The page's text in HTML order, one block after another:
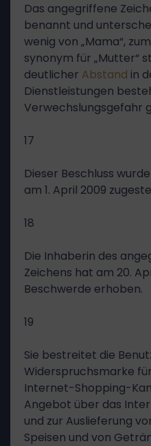
Das angegriffene
benannt und
wenig von „Mama“,
synonym für „Mutter“
deutlicher Abstand in
Dienstleistungen
Verwechslungsgefahr
17
Dieser Beschluss
am 1. April 2009
18
Die Inhaberin des
Zeichens hat am 20.
Beschwerde erhoben.
19
Sie bestreitet die
Widerspruchsmarke
Internet-Shopping-
Angebot über das
und zur Auslieferung
Speisen und von